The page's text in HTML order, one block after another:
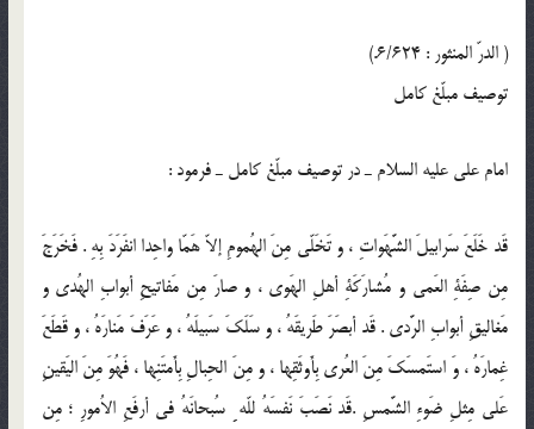
( الدرّ المنثور : 6/624.)
توصيف مبلّغ كامل
امام على عليه السلام ـ در توصيف مبلّغ كامل ـ فرمود :
قَد خَلَعَ سَرابيلَ الشَّهَواتِ ، و تَخَلّى مِنَ الهُمومِ إلاّ هَمّا واحِدا انفَرَدَ بِهِ . فَخَرَجَ
مِن صِفَةِ العَمى و مُشارَكَةِ أهلِ الهَوى ، و صارَ مِن مَفاتيحِ أبوابِ الهُدى و
مَغاليقِ أبوابِ الرَّدى . قَد أبصَرَ طَريقَهُ ، و سَلَكَ سَبيلَهُ ، و عَرَفَ مَنارَهُ ، و قَطَعَ
غِمارَهُ ، وَ استَمسَكَ مِنَ العُرى بِأَوثَقِها ، و مِنَ الحِبالِ بِأَمتَنِها ، فَهُوَ مِنَ اليَقينِ
عَلى مِثلِ ضَوءِ الشَّمسِ .قَد نَصَبَ نَفسَهُ للّه ِِ سُبحانَهُ في أرفَعِ الاُمورِ ؛ مِن